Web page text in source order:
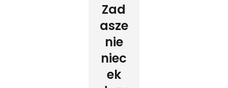
Zad
asze
nie
niec
ek